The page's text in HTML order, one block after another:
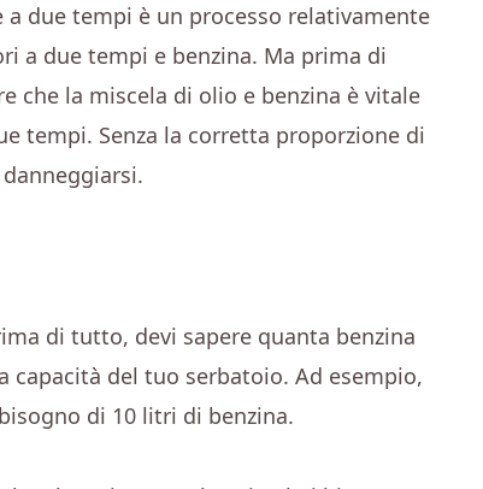
a due tempi è un processo relativamente
a due tempi e benzina. Ma prima di
che la miscela di olio e benzina è vitale
tempi. Senza la corretta proporzione di
di tutto, devi sapere quanta benzina
capacità del tuo serbatoio. Ad esempio,
di 10 litri di benzina.